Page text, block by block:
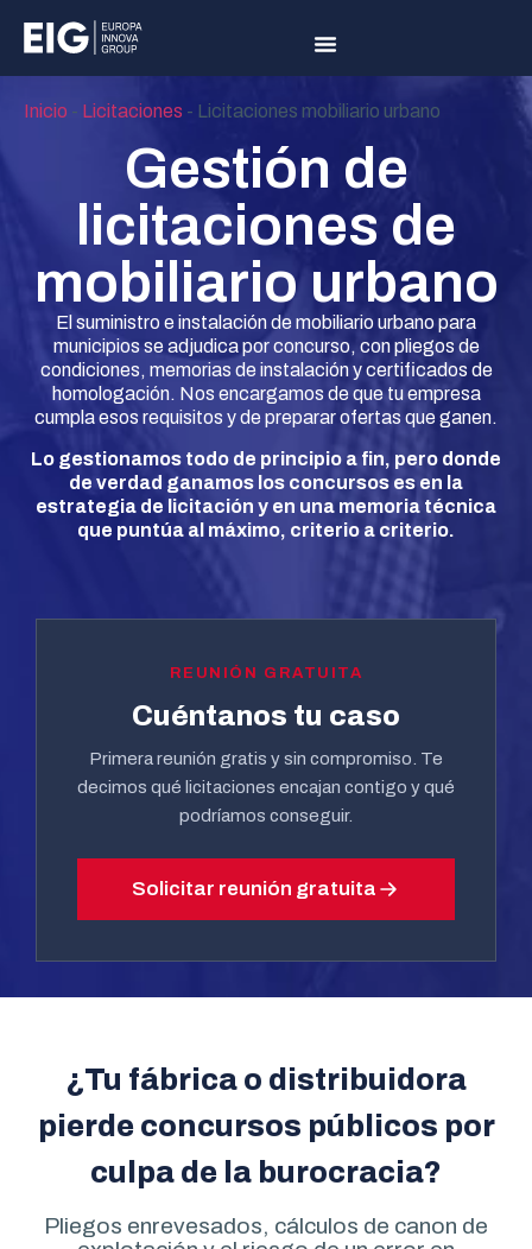
Inicio - Licitaciones - Licitaciones mobiliario urbano
Gestión de
licitaciones de
mobiliario urbano
El suministro e instalación de mobiliario urbano para
municipios se adjudica por concurso, con pliegos de
condiciones, memorias de instalación y certificados de
homologación. Nos encargamos de que tu empresa
cumpla esos requisitos y de preparar ofertas que ganen.
Lo gestionamos todo de principio a fin, pero donde
de verdad ganamos los concursos es en la
estrategia de licitación y en una memoria técnica
que puntúa al máximo, criterio a criterio.
REUNIÓN GRATUITA
Cuéntanos tu caso
Primera reunión gratis y sin compromiso. Te
decimos qué licitaciones encajan contigo y qué
podríamos conseguir.
Solicitar reunión gratuita
¿Tu fábrica o distribuidora
pierde concursos públicos por
culpa de la burocracia?
Pliegos enrevesados, cálculos de canon de